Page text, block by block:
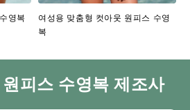
영복
여성용 맞춤형 컷아웃 원피스 수영
복
피스 수영복 제조사